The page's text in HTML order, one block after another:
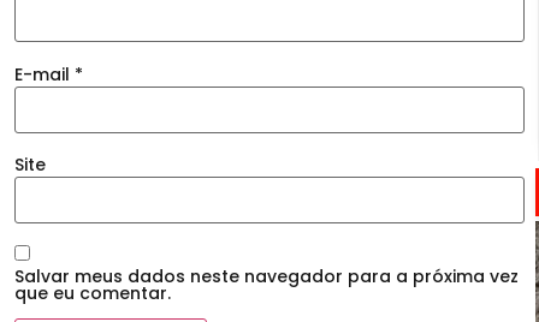
E-mail *
Site
Salvar meus dados neste navegador para a próxima vez
que eu comentar.